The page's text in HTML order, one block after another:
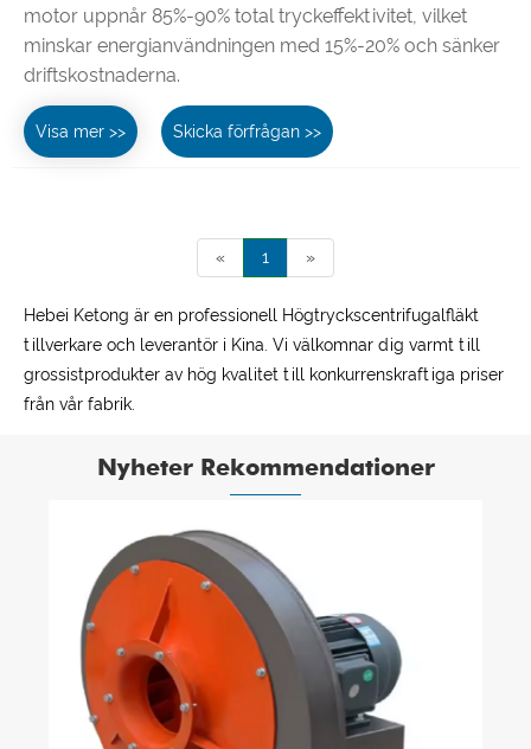
motor uppnår 85%-90% total tryckeffektivitet, vilket
minskar energianvändningen med 15%-20% och sänker
driftskostnaderna.
Visa mer >> Skicka förfrågan >>
« 1 »
Hebei Ketong är en professionell Högtryckscentrifugalfläkt
tillverkare och leverantör i Kina. Vi välkomnar dig varmt till
grossistprodukter av hög kvalitet till konkurrenskraftiga priser
från vår fabrik.
Nyheter Rekommendationer
Varför de flesta ventilationssystem
misslyckas och hur en centrifugalfläkt av
typ A löser problemet
Visa mer >>